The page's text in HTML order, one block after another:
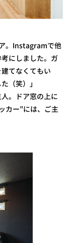
。Instagramで他
にしました。ガ
てなくてもい
（笑）」
。ドア窓の上に
カー”には、ご主